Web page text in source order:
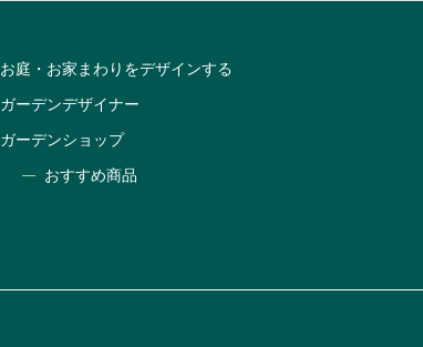
お庭・お家まわりをデザインする
ガーデンデザイナー
ガーデンショップ
おすすめ商品